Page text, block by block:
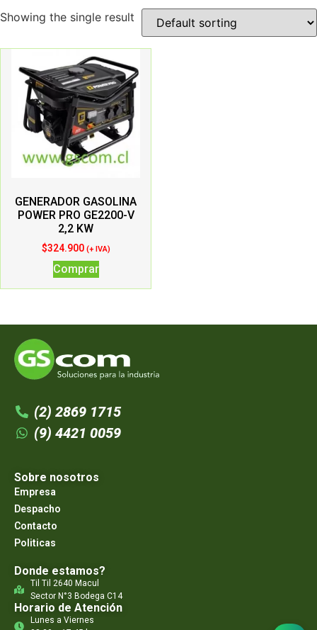
Showing the single result
GENERADOR GASOLINA
POWER PRO GE2200-V
2,2 KW
$324.900 (+ IVA)
Comprar
(2) 2869 1715
(9) 4421 0059
Sobre nosotros
Empresa
Despacho
Contacto
Politicas
Donde estamos?
Til Til 2640 Macul
Sector N°3 Bodega C14
Horario de Atención
Lunes a Viernes